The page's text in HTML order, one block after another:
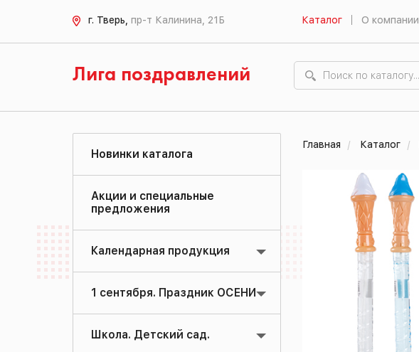
г. Тверь, пр-т Калинина, 21Б Каталог О компании
Лига поздравлений
Новинки каталога
Акции и специальные
предложения
Календарная продукция
1 сентября. Праздник ОСЕНИ
Школа. Детский сад.
Главная Каталог